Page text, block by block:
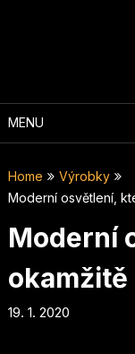
MENU
Home
Výrobky
Moderní osvětlení,
Moderní
19. 1. 2020